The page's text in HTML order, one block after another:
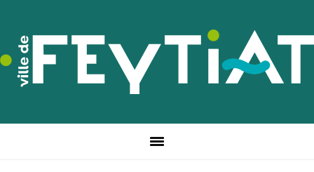
navigation
principale
contenu
principal
pied
de
page